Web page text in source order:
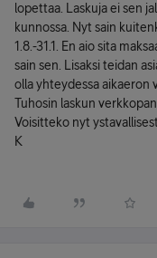
lopettaa. Laskuja ei sen
kunnossa. Nyt sain
1.8.-31.1. En aio sita
sain sen. Lisaksi teidan
olla yhteydessa aikaeron
Tuhosin laskun
Voisitteko nyt
K